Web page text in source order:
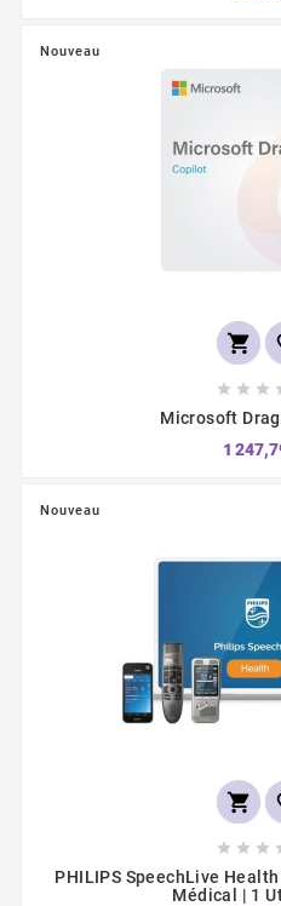
Nouveau

  
Microsoft
1
Nouveau

  
PHILIPS SpeechLive
Médical | 1